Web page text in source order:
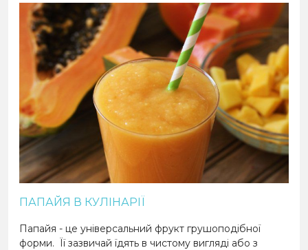
ПАПАЙЯ В КУЛІНАРІЇ
Папайя - це універсальний фрукт грушоподібної
форми.
Її зазвичай їдять в чистому вигляді або з